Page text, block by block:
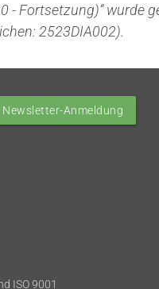
- Fortsetzung)“ wurde
2523DIA002).
Newsletter-Anmeldung
ISO 9001